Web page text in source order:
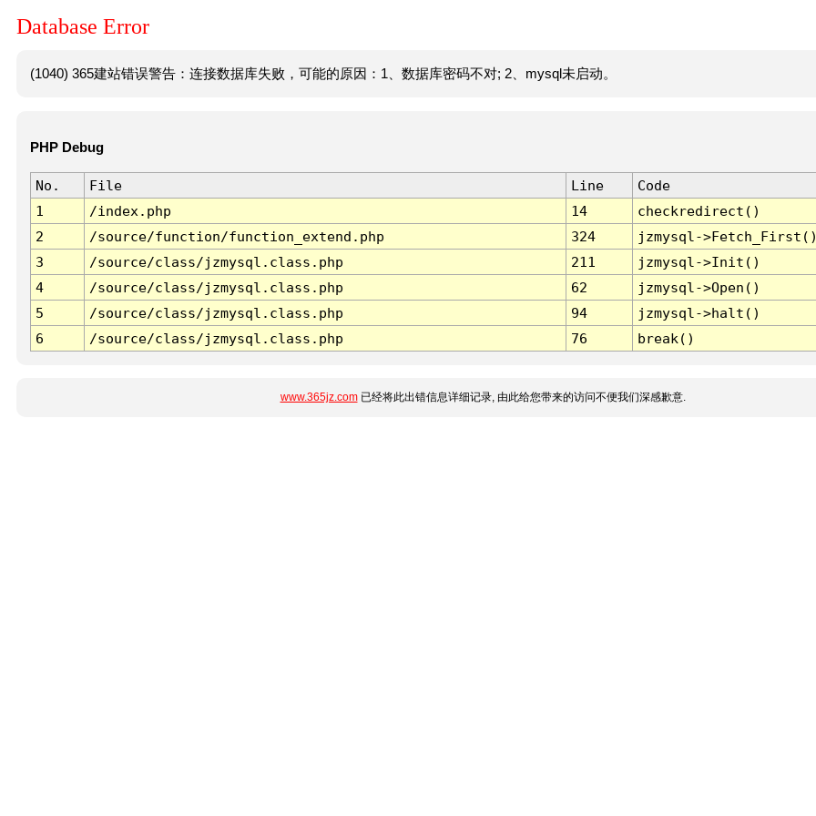
Database Error
(1040) 365建站错误警告：连接数据库失败，可能的原因：1、数据库密码不对; 2、mysql未启动。
PHP Debug
No. File Line
Code
1
/index.php 14
checkredirect()
2
/source/function/function_extend.php 324
jzmysql-
3
/source/class/jzmysql.class.php 211
jzmysql->Init()
4
/source/class/jzmysql.class.php 62
jzmysql->Open()
5
/source/class/jzmysql.class.php 94
jzmysql->halt()
6
/source/class/jzmysql.class.php 76 break()
www.365jz.com已经将此出错信息详细记录, 由此给您带来的访问不便我们深感歉意.